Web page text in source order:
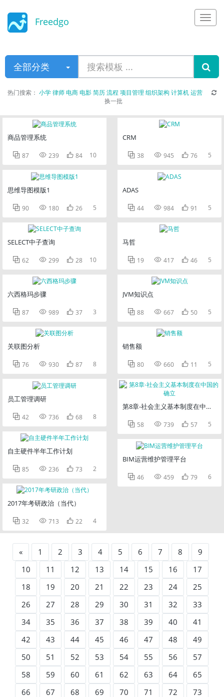
Freedgo
全部分类
热门搜索： 小学律师电商电影简历流程 项目管理 组织架构 计算机运营
换一批
商品管理系统
 87  239  84 10
思维导图模版1
 90  180  26 5
SELECT中子查询
 62  299  28 10
六西格玛步骤
 87  989  37 3
关联图分析
 76  930  87 8
员工管理调研
 42  736  68 8
自主硬件半年工作计划
 85  236  73 2
2017年考研政治（当代）
 32  713  22 4
CRM
 38  945  76 5
ADAS
 44  984  91 5
马哲
 19  417  46 5
JVM知识点
 88  667  50 5
销售额
 80  660  11 5
第8章-社会主义基本制度在中国的
 58  739  57 5
BIM运营维护管理平台
 46  459  79 6
« 1 2 3 4 5 6 7 8
9
10
11 12 13 14 15 16
17
18
19 20 21 22 23 24
25
26
27 28 29 30 31 32
33
34
35 36 37 38 39 40
41
42
43 44 45 46 47 48
49
50
51 52 53 54 55 56
57
58
59 60 61 62 63 64
65
66
67 68 69 70 71 72
73